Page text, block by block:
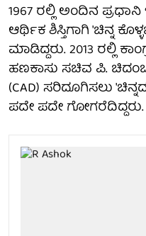
1967 ರಲ್ಲಿ ಅಂದಿನ
ಆರ್ಥಿಕ ಶಿಸ್ತಿಗಾಗಿ 'ಚಿನ್ನ
ಮಾಡಿದ್ದರು. 2013 ರಲ್ಲಿ
ಹಣಕಾಸು ಸಚಿವ ಪಿ.
(CAD) ಸರಿದೂಗಿಸಲು
ಪದೇ ಪದೇ ಗೋಗರೆದಿದ್ದರು.